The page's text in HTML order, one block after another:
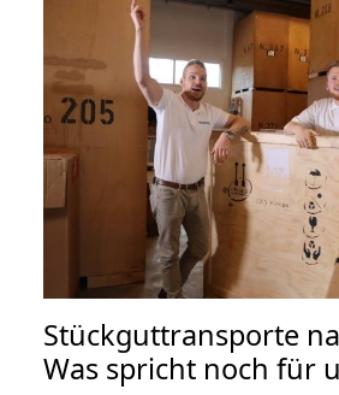
Stückguttransporte
Was spricht noch für